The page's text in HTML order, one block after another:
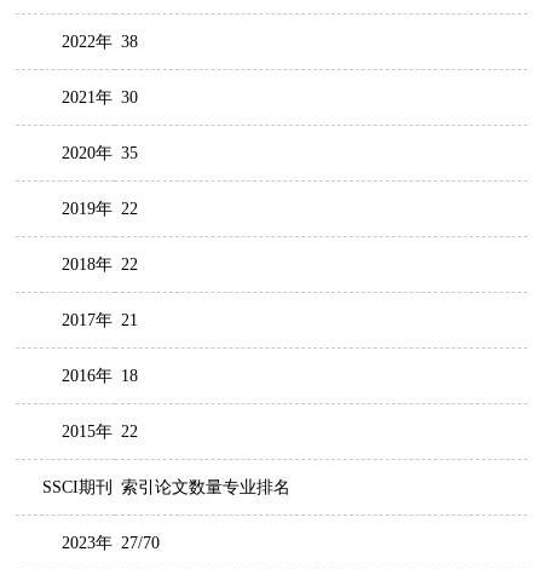
2022年 38
2021年 30
2020年 35
2019年 22
2018年 22
2017年 21
2016年 18
2015年 22
SSCI期刊 索引论文数量专业排名
2023年 27/70